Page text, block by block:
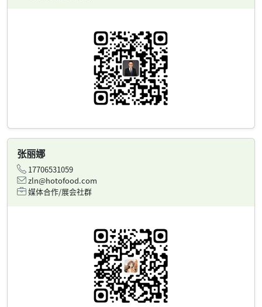
张丽娜
17706531059
zln@hotofood.com
媒体合作/展会社群